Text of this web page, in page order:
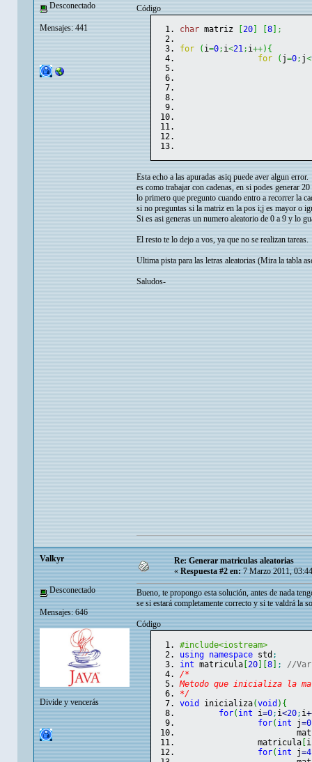
Desconectado
Mensajes: 441
Código
char matriz 20] 8]
;
for
( i=0; i<21; i++) {
for
( j=0; j<
Esta echo a las apuradas asiq puede aver algun error.
es como trabajar con cadenas, en si podes generar
lo primero que pregunto cuando entro a recorrer la
si no preguntas si la matriz en la pos i;j es mayor o
Si es asi generas un numero aleatorio de 0 a 9 y lo
El resto te lo dejo a vos, ya que no se realizan tareas.
Ultima pista para las letras aleatorias (Mira la tabla
Saludos-
Valkyr
Desconectado
Mensajes: 646
Divide y vencerás
Re: Generar matriculas aleatorias
«Respuesta #2 en:7 Marzo 2011,
Bueno, te propongo esta solución, antes de nada
se si estará completamente correcto y si te valdrá la
Código
#include<iostream>
using namespace std ;
int matricula[ 20] 8] ;
//
/*
Metodo que inicializa la
*/
void
inicializa(void ) {
for( int i=0; i<20; i
for( int j=0
		matricula
[ i
for( int j=4